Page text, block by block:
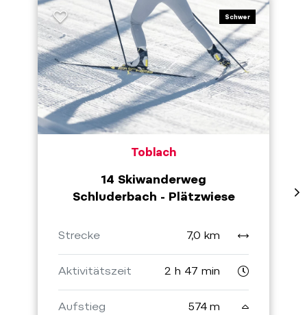
Schwer
Toblach
14 Skiwanderweg
Schluderbach - Plätzwiese
Strecke 7,0 km
Aktivitätszeit 2 h 47 min
Aufstieg 574 m